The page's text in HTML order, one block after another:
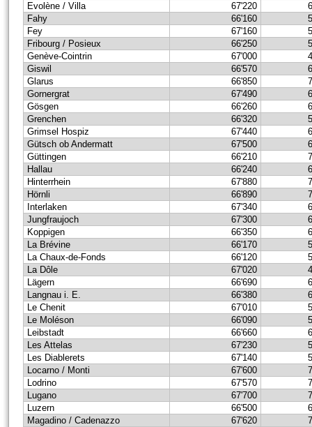
Evolène / Villa
67'220
Fahy
66'160
Fey
67'160
Fribourg / Posieux
66'250
Genève-Cointrin
67'000
Giswil
66'570
Glarus
66'850
Gornergrat
67'490
Gösgen
66'260
Grenchen
66'320
Grimsel Hospiz
67'440
Gütsch ob Andermatt
67'500
Güttingen
66'210
Hallau
66'240
Hinterrhein
67'880
Hörnli
66'890
Interlaken
67'340
Jungfraujoch
67'300
Koppigen
66'350
La Brévine
66'170
La Chaux-de-Fonds
66'120
La Dôle
67'020
Lägern
66'690
Langnau i. E.
66'380
Le Chenit
67'010
Le Moléson
66'090
Leibstadt
66'660
Les Attelas
67'230
Les Diablerets
67'140
Locarno / Monti
67'600
Lodrino
67'570
Lugano
67'700
Luzern
66'500
Magadino / Cadenazzo
67'620